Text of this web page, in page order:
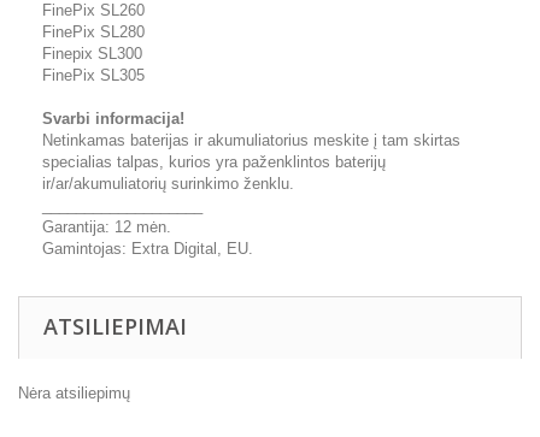
FinePix SL260
FinePix SL280
Finepix SL300
FinePix SL305
Svarbi informacija!
Netinkamas baterijas ir akumuliatorius meskite į tam skirtas
specialias talpas, kurios yra paženklintos baterijų
ir/ar/akumuliatorių surinkimo ženklu.
Garantija: 12 mėn.
Gamintojas: Extra Digital, EU.
ATSILIEPIMAI
Nėra atsiliepimų